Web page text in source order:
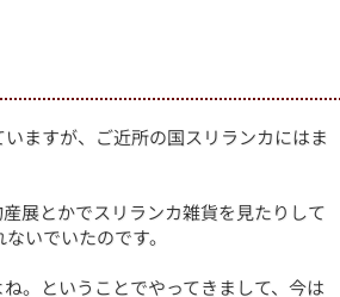
ますが、ご近所の国スリランカにはま
展とかでスリランカ雑貨を見たりして
いでいたのです。
。ということでやってきまして、今は